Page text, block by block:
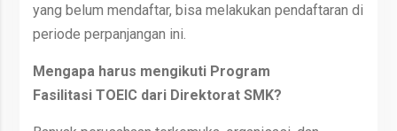
yang belum mendaftar, bisa melakukan pendaftaran di
periode perpanjangan ini.
Mengapa harus mengikuti Program
FasilitasiTOEICdari Direktorat SMK?